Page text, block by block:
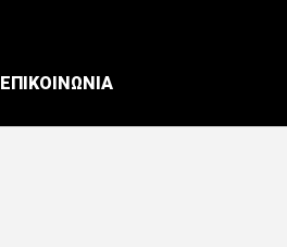
ΕΠΙΚΟΙΝΩΝΙΑ